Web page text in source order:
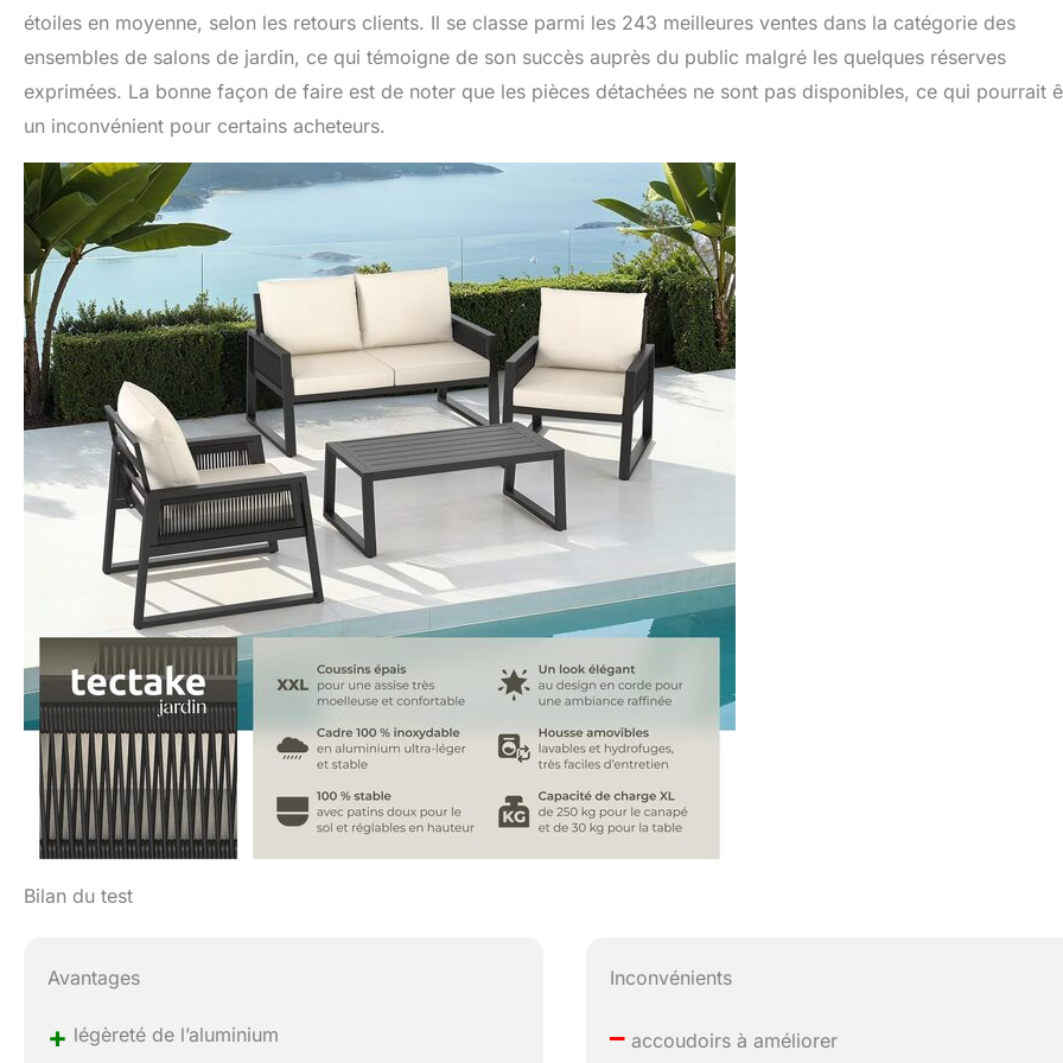
étoiles en moyenne, selon les retours clients. Il se classe parmi les 243 meilleures ventes dans la catégorie des
ensembles de salons de jardin, ce qui témoigne de son succès auprès du public malgré les quelques réserves
exprimées. La bonne façon de faire est de noter que les pièces détachées ne sont pas disponibles, ce qui pourrait
un inconvénient pour certains acheteurs.
Bilan du test
Avantages
+ légèreté de l’aluminium
Inconvénients
– accoudoirs à améliorer